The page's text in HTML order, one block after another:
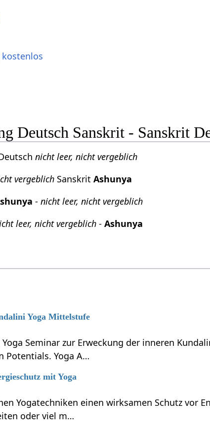
Deutsch Sanskrit - Sanskrit
nicht leer, nicht vergeblich
vergeblich SanskritAshunya
-nicht leer, nicht vergeblich
leer, nicht vergeblich -Ashunya
Yoga Mittelstufe
Seminar zur Erweckung der inneren
Potentials. Yoga A…
mit Yoga
Yogatechniken einen wirksamen Schutz vor
oder viel m…